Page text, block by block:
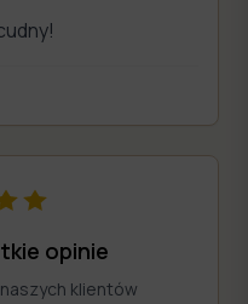
opinie
klientów